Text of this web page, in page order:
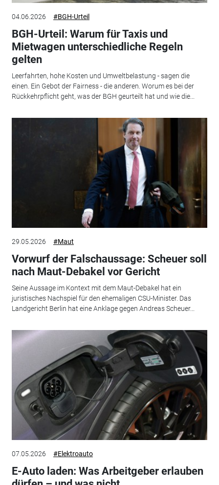
04.06.2026 #BGH-Urteil
BGH-Urteil: Warum für Taxis und
Mietwagen unterschiedliche Regeln
gelten
Leerfahrten, hohe Kosten und Umweltbelastung - sagen die
einen. Ein Gebot der Fairness - die anderen. Worum es bei der
Rückkehrpflicht geht, was der BGH geurteilt hat und wie die...
29.05.2026 #Maut
Vorwurf der Falschaussage: Scheuer soll
nach Maut-Debakel vor Gericht
Seine Aussage im Kontext mit dem Maut-Debakel hat ein
juristisches Nachspiel für den ehemaligen CSU-Minister. Das
Landgericht Berlin hat eine Anklage gegen Andreas Scheuer...
07.05.2026 #Elektroauto
E-Auto laden: Was Arbeitgeber erlauben